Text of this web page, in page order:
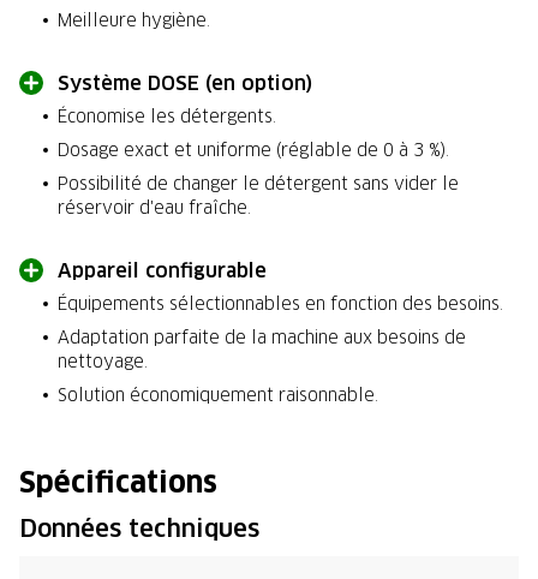
Meilleure hygiène.
Système DOSE (en option)
Économise les détergents.
Dosage exact et uniforme (réglable de 0 à 3 %).
Possibilité de changer le détergent sans vider le
réservoir d'eau fraîche.
Appareil configurable
Équipements sélectionnables en fonction des besoins.
Adaptation parfaite de la machine aux besoins de
nettoyage.
Solution économiquement raisonnable.
Spécifications
Données techniques